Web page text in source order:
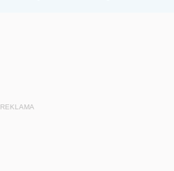
REKLAMA